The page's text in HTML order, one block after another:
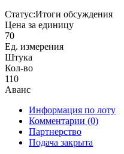
Статус:Итоги обсуждения
Цена за единицу
70
Ед. измерения
Штука
Кол-во
110
Аванс
Информация по лоту
Комментарии (0)
Партнерство
Подача закрыта